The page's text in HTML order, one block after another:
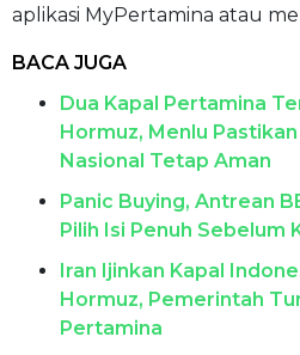
aplikasi MyPertamina atau
BACA JUGA
Dua Kapal Pertamina
Hormuz, Menlu
Nasional Tetap Aman
Panic Buying, Antrean
Pilih Isi Penuh Sebelum
Iran Ijinkan Kapal
Hormuz, Pemerintah
Pertamina